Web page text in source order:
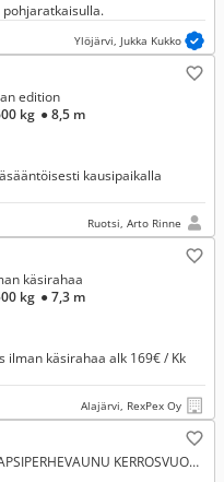
Ylöjärvi, Jukka Kukko
edition
kg ● 8,5 m
kausipaikalla
Ruotsi, Arto Rinne
käsirahaa
kg ● 7,3 m
ilman käsirahaa alk 169€ / Kk
Alajärvi, RexPex Oy
Classica 543 PK. LAPSIPERHEVAUNU KERROSVUOTEILLA JA ALDE LÄMMITYKSELLÄ !!!